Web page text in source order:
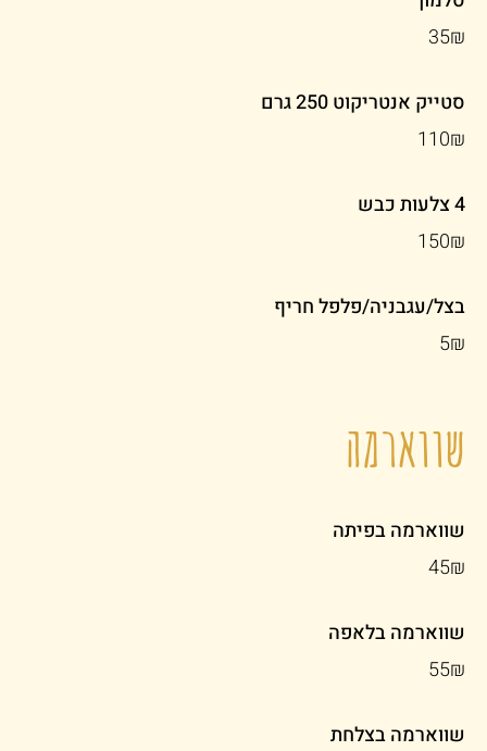
‏35 ‏₪
סטייק אנטריקוט 250 גרם
‏110 ‏₪
4 צלעות כבש
‏150 ‏₪
בצל/עגבניה/פלפל חריף
‏5 ‏₪
שווארמה
שווארמה בפיתה
‏45 ‏₪
שווארמה בלאפה
‏55 ‏₪
שווארמה בצלחת